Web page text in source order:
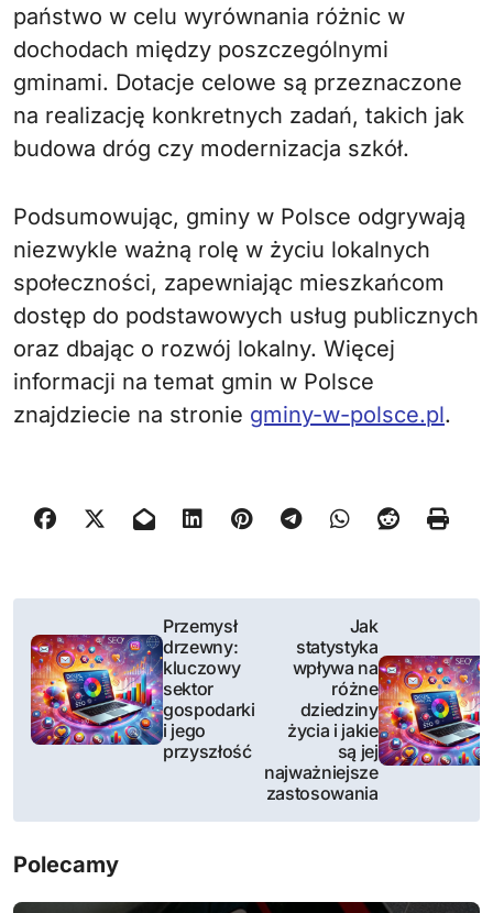
państwo w celu wyrównania różnic w
dochodach między poszczególnymi
gminami. Dotacje celowe są przeznaczone
na realizację konkretnych zadań, takich jak
budowa dróg czy modernizacja szkół.
Podsumowując, gminy w Polsce odgrywają
niezwykle ważną rolę w życiu lokalnych
społeczności, zapewniając mieszkańcom
dostęp do podstawowych usług publicznych
oraz dbając o rozwój lokalny. Więcej
informacji na temat gmin w Polsce
znajdziecie na stronie gminy-w-polsce.pl.
w
a
c
Przemysł
drzewny:
kluczowy
sektor
gospodarki
i jego
przyszłość
Jak
statystyka
wpływa na
różne
dziedziny
życia i jakie
są jej
najważniejsze
zastosowania
Polecamy